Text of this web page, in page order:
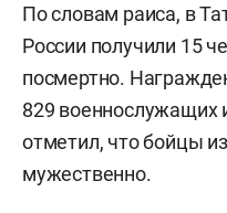
По словам раиса, в
России получили 15
посмертно.
829 военнослужащих
отметил, что бойцы
мужественно.